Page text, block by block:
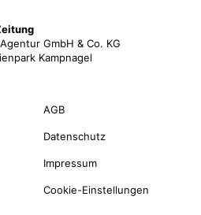
GmbH & Co. KG
Kampnagel
AGB
Datenschutz
Impressum
Cookie-Einstellungen